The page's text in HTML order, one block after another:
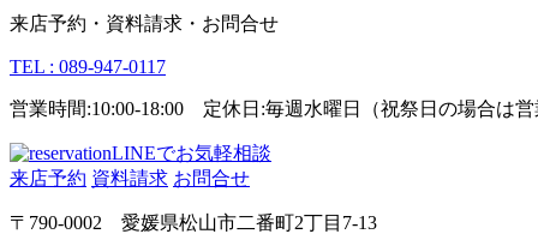
来店予約・資料請求・お問合せ
TEL : 089-947-0117
営業時間:10:00-18:00 定休日:毎週水曜日（祝祭日の場合は営
LINEでお気軽相談
来店予約 資料請求 お問合せ
〒790-0002 愛媛県松山市二番町2丁目7-13